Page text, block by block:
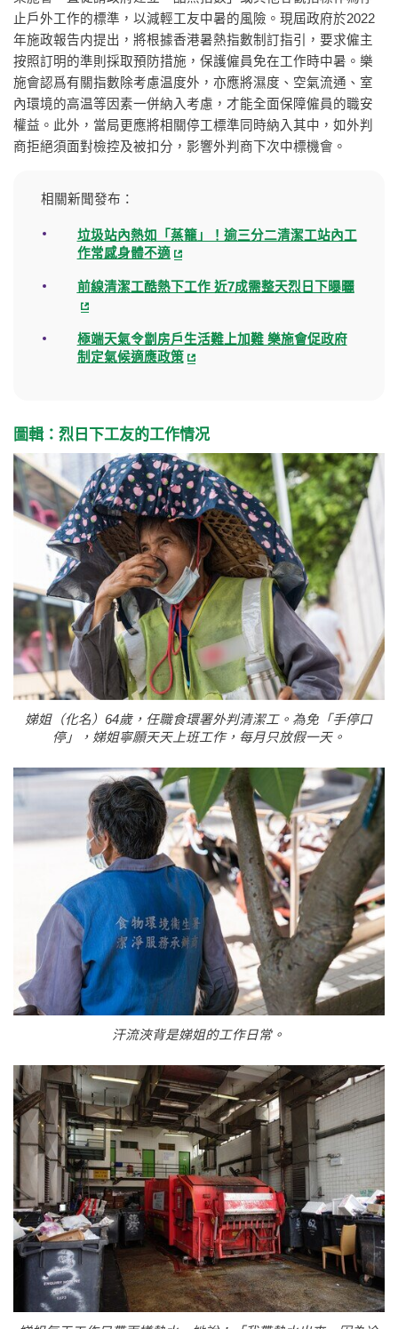
止戶外工作的標準，以減輕工友中暑的風險。現屆政府於2022
年施政報告内提出，將根據香港暑熱指數制訂指引，要求僱主
按照訂明的準則採取預防措施，保護僱員免在工作時中暑。樂
施會認爲有關指數除考慮温度外，亦應將濕度、空氣流通、室
內環境的高温等因素一併納入考慮，才能全面保障僱員的職安
權益。此外，當局更應將相關停工標準同時納入其中，如外判
商拒絕須面對檢控及被扣分，影響外判商下次中標機會。
相關新聞發布：
垃圾站內熱如「蒸籠」！逾三分二清潔工站內工
作常感身體不適
前線清潔工酷熱下工作 近7成需整天烈日下曝曬
極端天氣令劏房戶生活難上加難 樂施會促政府
制定氣候適應政策
圖輯：烈日下工友的工作情况
娣姐（化名）64歲，任職食環署外判清潔工。為免「手停口
停」，娣姐寧願天天上班工作，每月只放假一天。
汗流浹背是娣姐的工作日常。